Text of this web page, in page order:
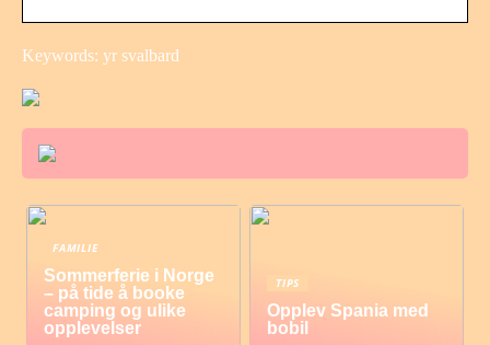
Keywords: yr svalbard
FAMILIE
Sommerferie i Norge
– på tide å booke
camping og ulike
opplevelser
TIPS
Opplev Spania med
bobil